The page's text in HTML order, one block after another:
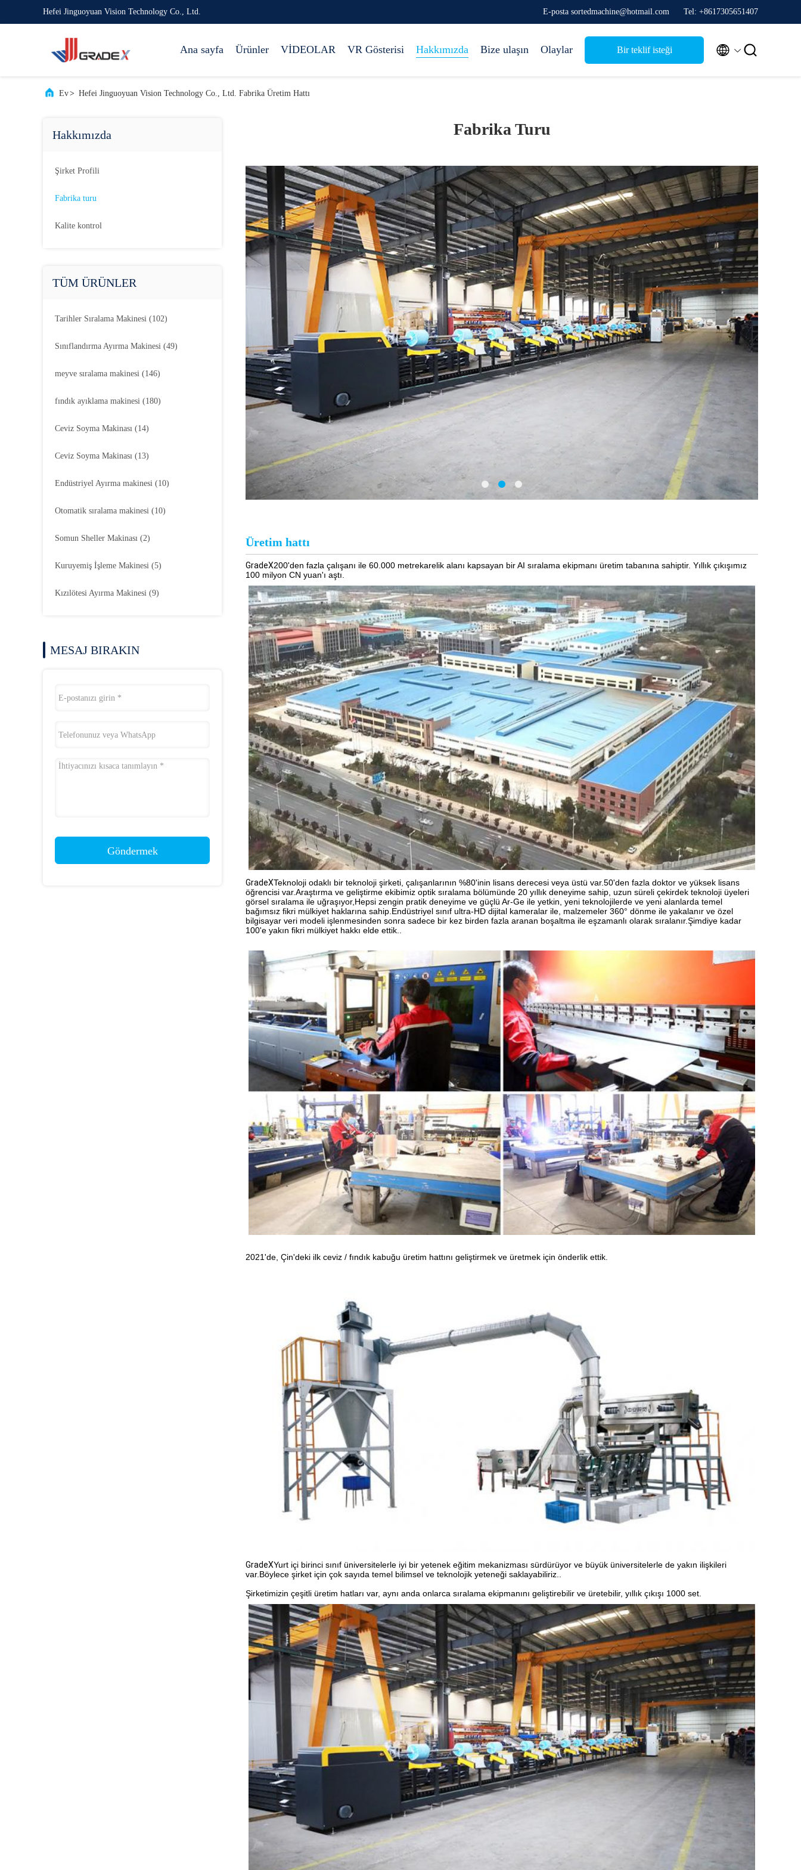
Hefei Jinguoyuan Vision Technology Co., Ltd. E-posta sortedmachine@hotmail.com Tel: +8617305651407
Ana sayfa Ürünler VİDEOLAR VR Gösterisi Hakkımızda Bize ulaşın Olaylar Bir teklif isteği  
Ev> Hefei Jinguoyuan Vision Technology Co., Ltd. Fabrika Üretim Hattı
Hakkımızda
Şirket Profili
Fabrika turu
Kalite kontrol
TÜM ÜRÜNLER
Tarihler Sıralama Makinesi (102)
Sınıflandırma Ayırma Makinesi (49)
meyve sıralama makinesi (146)
fındık ayıklama makinesi (180)
Ceviz Soyma Makinası (14)
Ceviz Soyma Makinası (13)
Endüstriyel Ayırma makinesi (10)
Otomatik sıralama makinesi (10)
Somun Sheller Makinası (2)
Kuruyemiş İşleme Makinesi (5)
Kızılötesi Ayırma Makinesi (9)
MESAJ BIRAKIN
Göndermek
Fabrika Turu
Üretim hattı
GradeX200'den fazla çalışanı ile 60.000 metrekarelik alanı kapsayan bir AI sıralama ekipmanı üretim tabanına sahiptir. Yıllık çıkışımız
100 milyon CN yuan'ı aştı.
GradeXTeknoloji odaklı bir teknoloji şirketi, çalışanlarının %80'inin lisans derecesi veya üstü var.50'den fazla doktor ve yüksek lisans
öğrencisi var.Araştırma ve geliştirme ekibimiz optik sıralama bölümünde 20 yıllık deneyime sahip, uzun süreli çekirdek teknoloji üyeleri
görsel sıralama ile uğraşıyor,Hepsi zengin pratik deneyime ve güçlü Ar-Ge ile yetkin, yeni teknolojilerde ve yeni alanlarda temel
bağımsız fikri mülkiyet haklarına sahip.Endüstriyel sınıf ultra-HD dijital kameralar ile, malzemeler 360° dönme ile yakalanır ve özel
bilgisayar veri modeli işlenmesinden sonra sadece bir kez birden fazla aranan boşaltma ile eşzamanlı olarak sıralanır.Şimdiye kadar
100'e yakın fikri mülkiyet hakkı elde ettik..
2021'de, Çin'deki ilk ceviz / fındık kabuğu üretim hattını geliştirmek ve üretmek için önderlik ettik.
GradeXYurt içi birinci sınıf üniversitelerle iyi bir yetenek eğitim mekanizması sürdürüyor ve büyük üniversitelerle de yakın ilişkileri
var.Böylece şirket için çok sayıda temel bilimsel ve teknolojik yeteneği saklayabiliriz..
Şirketimizin çeşitli üretim hatları var, aynı anda onlarca sıralama ekipmanını geliştirebilir ve üretebilir, yıllık çıkışı 1000 set.